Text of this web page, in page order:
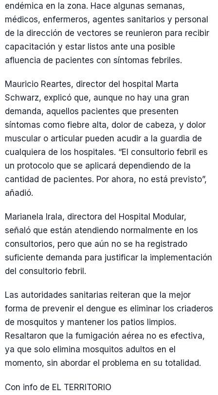
endémica en la zona. Hace algunas semanas,
médicos, enfermeros, agentes sanitarios y personal
de la dirección de vectores se reunieron para recibir
capacitación y estar listos ante una posible
afluencia de pacientes con síntomas febriles.
Mauricio Reartes, director del hospital Marta
Schwarz, explicó que, aunque no hay una gran
demanda, aquellos pacientes que presenten
síntomas como fiebre alta, dolor de cabeza, y dolor
muscular o articular pueden acudir a la guardia de
cualquiera de los hospitales. “El consultorio febril es
un protocolo que se aplicará dependiendo de la
cantidad de pacientes. Por ahora, no está previsto”,
añadió.
Marianela Irala, directora del Hospital Modular,
señaló que están atendiendo normalmente en los
consultorios, pero que aún no se ha registrado
suficiente demanda para justificar la implementación
del consultorio febril.
Las autoridades sanitarias reiteran que la mejor
forma de prevenir el dengue es eliminar los criaderos
de mosquitos y mantener los patios limpios.
Resaltaron que la fumigación aérea no es efectiva,
ya que solo elimina mosquitos adultos en el
momento, sin abordar el problema en su totalidad.
Con info de EL TERRITORIO